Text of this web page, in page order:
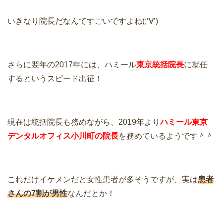
いきなり院長だなんてすごいですよね(;’∀’)
さらに翌年の2017年には、ハミール東京統括院長に就任
するというスピード出征！
現在は統括院長も務めながら、2019年よりハミール東京
デンタルオフィス小川町の院長を務めているようです＾＾
これだけイケメンだと女性患者が多そうですが、実は患者
さんの7割が男性なんだとか！